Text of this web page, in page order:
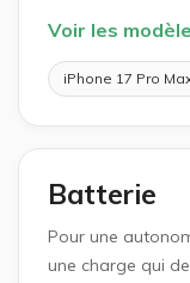
Voir les
iPhone 17 Pro
Batterie
Pour une
une charge qui